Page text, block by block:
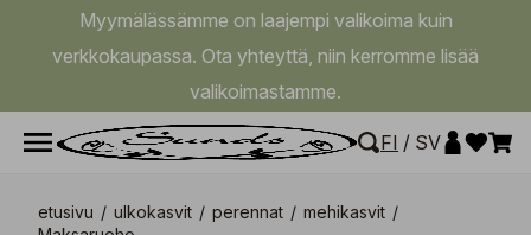
Myymälässämme on laajempi valikoima kuin
verkkokaupassa. Ota yhteyttä, niin kerromme lisää
valikoimastamme.
FI / SV
etusivu / ulkokasvit / perennat / mehikasvit /